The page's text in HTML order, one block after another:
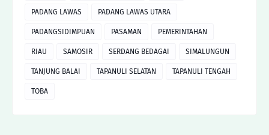
PADANG LAWAS PADANG LAWAS UTARA
PADANGSIDIMPUAN PASAMAN PEMERINTAHAN
RIAU SAMOSIR SERDANG BEDAGAI SIMALUNGUN
TANJUNG BALAI TAPANULI SELATAN TAPANULI TENGAH
TOBA